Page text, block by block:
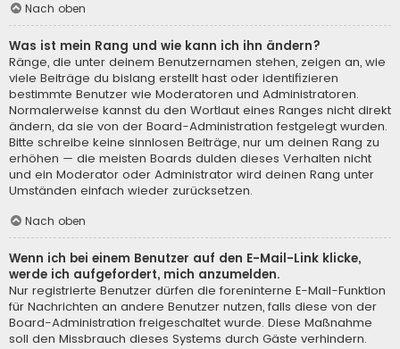
Nach oben
Was ist mein Rang und wie kann ich ihn ändern?
Ränge, die unter deinem Benutzernamen stehen, zeigen an, wie
viele Beiträge du bislang erstellt hast oder identifizieren
bestimmte Benutzer wie Moderatoren und Administratoren.
Normalerweise kannst du den Wortlaut eines Ranges nicht direkt
ändern, da sie von der Board-Administration festgelegt wurden.
Bitte schreibe keine sinnlosen Beiträge, nur um deinen Rang zu
erhöhen — die meisten Boards dulden dieses Verhalten nicht
und ein Moderator oder Administrator wird deinen Rang unter
Umständen einfach wieder zurücksetzen.
Nach oben
Wenn ich bei einem Benutzer auf den E-Mail-Link klicke,
werde ich aufgefordert, mich anzumelden.
Nur registrierte Benutzer dürfen die foreninterne E-Mail-Funktion
für Nachrichten an andere Benutzer nutzen, falls diese von der
Board-Administration freigeschaltet wurde. Diese Maßnahme
soll den Missbrauch dieses Systems durch Gäste verhindern.